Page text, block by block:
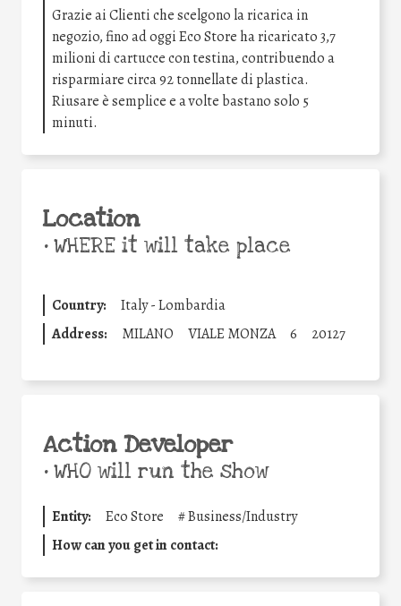
Grazie ai Clienti che scelgono la ricarica in
negozio, fino ad oggi Eco Store ha ricaricato 3,7
milioni di cartucce con testina, contribuendo a
risparmiare circa 92 tonnellate di plastica.
Riusare è semplice e a volte bastano solo 5
minuti.
Location
•WHERE it will take place
Country:
Italy - Lombardia
Address:
MILANO VIALE MONZA 6 20127
Action Developer
•WHO will run the show
Entity: Eco Store #Business/Industry
How can you get in contact: